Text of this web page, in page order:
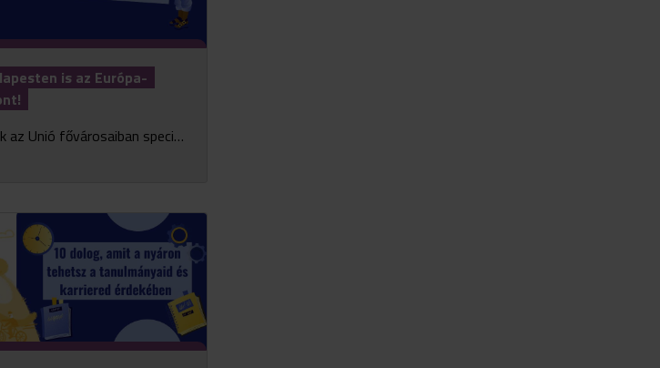
is az Európa-
Az intézmények az Unió fővárosaiban speciális élményközpontokat létesítenek, amelyek speciális, interaktív eszközök és állomások segítségével mutatják be az EU működését, Eur...